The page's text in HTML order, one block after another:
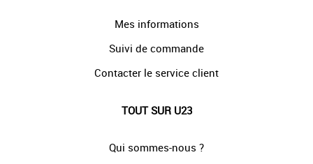
Mes informations
Suivi de commande
Contacter le service client
TOUT SUR U23
Qui sommes-nous ?